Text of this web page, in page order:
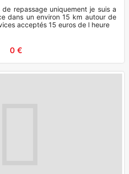
repassage uniquement je suis a
dans un environ 15 km autour de
acceptés 15 euros de l heure
0 €